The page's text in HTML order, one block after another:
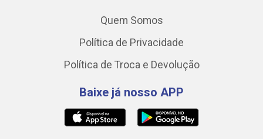
Quem Somos
Política de Privacidade
Política de Troca e Devolução
Baixe já nosso APP